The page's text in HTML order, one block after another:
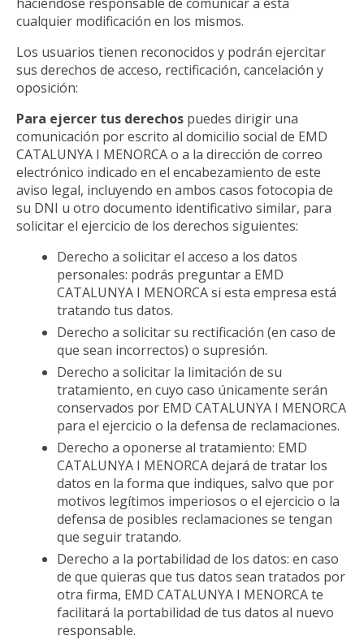
cualquier modificación en los mismos.
Los usuarios tienen reconocidos y podrán ejercitar
sus derechos de acceso, rectificación, cancelación y
oposición:
Para ejercer tus derechos puedes dirigir una
comunicación por escrito al domicilio social de EMD
CATALUNYA I MENORCA o a la dirección de correo
electrónico indicado en el encabezamiento de este
aviso legal, incluyendo en ambos casos fotocopia de
su DNI u otro documento identificativo similar, para
solicitar el ejercicio de los derechos siguientes:
Derecho a solicitar el acceso a los datos
personales: podrás preguntar a EMD
CATALUNYA I MENORCA si esta empresa está
tratando tus datos.
Derecho a solicitar su rectificación (en caso de
que sean incorrectos) o supresión.
Derecho a solicitar la limitación de su
tratamiento, en cuyo caso únicamente serán
conservados por EMD CATALUNYA I MENORCA
para el ejercicio o la defensa de reclamaciones.
Derecho a oponerse al tratamiento: EMD
CATALUNYA I MENORCA dejará de tratar los
datos en la forma que indiques, salvo que por
motivos legítimos imperiosos o el ejercicio o la
defensa de posibles reclamaciones se tengan
que seguir tratando.
Derecho a la portabilidad de los datos: en caso
de que quieras que tus datos sean tratados por
otra firma, EMD CATALUNYA I MENORCA te
facilitará la portabilidad de tus datos al nuevo
responsable.